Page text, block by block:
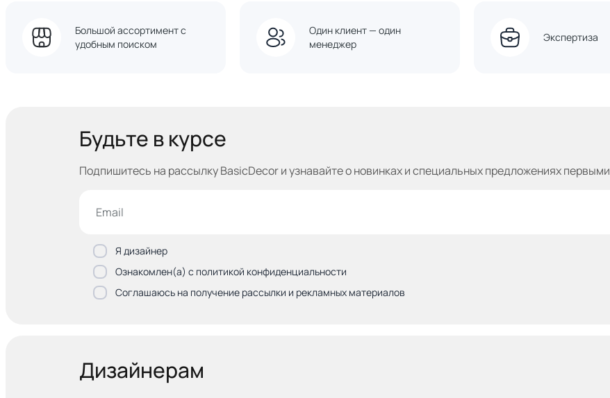
Большой ассортимент с
удобным поиском
Один клиент — один
менеджер
Экспертиза
Будьте в курсе
Подпишитесь на рассылку BasicDecor и узнавайтео новинках и специальных предложениях первыми
Я дизайнер
Ознакомлен(а) с политикой конфиденциальности
Соглашаюсь на получение рассылки и рекламных материалов
Дизайнерам